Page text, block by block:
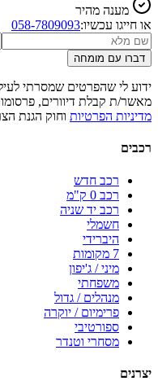
מענה מהיר
או חייגו עכשיו:058-7809093
דברו עם מומחה
ידוע לי שהפרטים שמסרתי
מאשר/ת קבלת דיוורים,
מדיניות הפרטיות וחוק הגנת
רכבים
רכב חדש
רכב 0 ק"מ
רכב יד שניה
חשמלי
היברידי
7 מקומות
מיני / ג'יפון
משפחתי
מנהלים / גדול
פרימיום / יוקרה
ספורטיבי
מסחרי וטנדר
יצרנים